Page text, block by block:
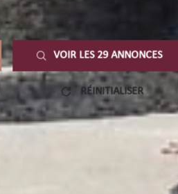
VOIR LES 29ANNONCES
RÉINITIALISER